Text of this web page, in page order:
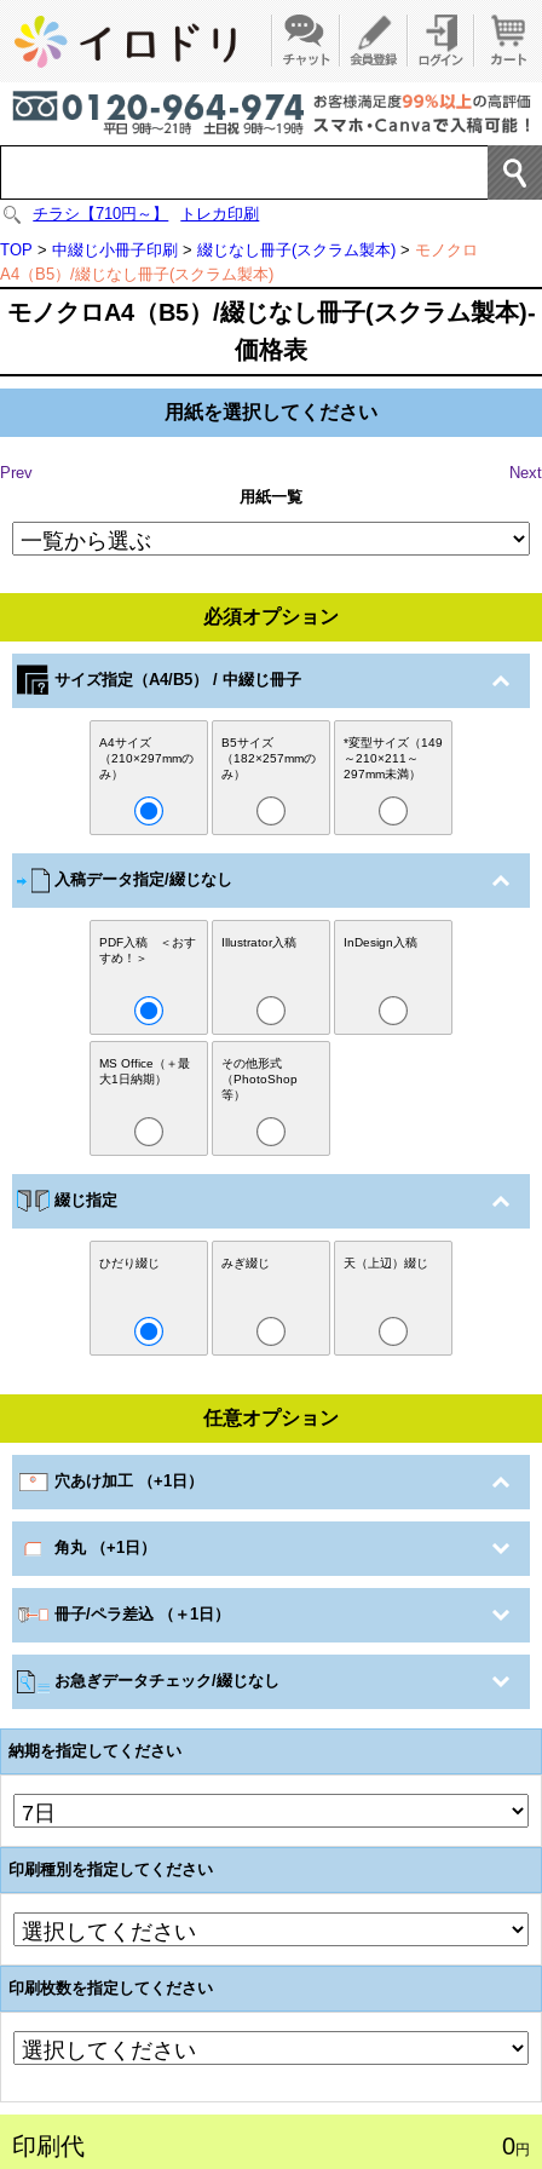
チラシ【710円～】
トレカ印刷
TOP > 中綴じ小冊子印刷 > 綴じなし冊子(スクラム製本) > モノクロ
A4（B5）/綴じなし冊子(スクラム製本)
モノクロA4（B5）/綴じなし冊子(スクラム製本)-
価格表
用紙を選択してください
Prev
Next
用紙一覧
必須オプション
サイズ指定（A4/B5） / 中綴じ冊子
A4サイズ
（210×297mmの
み）
B5サイズ
（182×257mmの
み）
*変型サイズ（149
～210×211～
297mm未満）
入稿データ指定/綴じなし
PDF入稿 ＜おす
すめ！＞
Illustrator入稿 InDesign入稿
MS Office（＋最
大1日納期）
その他形式
（PhotoShop
等）
綴じ指定
ひだり綴じ みぎ綴じ 天（上辺）綴じ
任意オプション
穴あけ加工 （+1日）
角丸 （+1日）
冊子/ペラ差込 （＋1日）
お急ぎデータチェック/綴じなし
納期を指定してください
印刷種別を指定してください
印刷枚数を指定してください
印刷代 0円